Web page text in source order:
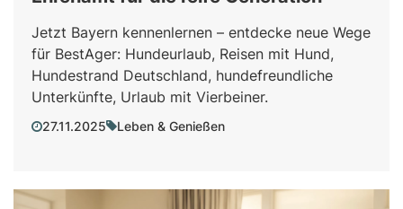
Jetzt Bayern kennenlernen – entdecke neue Wege
für BestAger: Hundeurlaub, Reisen mit Hund,
Hundestrand Deutschland, hundefreundliche
Unterkünfte, Urlaub mit Vierbeiner.
27.11.2025 Leben & Genießen